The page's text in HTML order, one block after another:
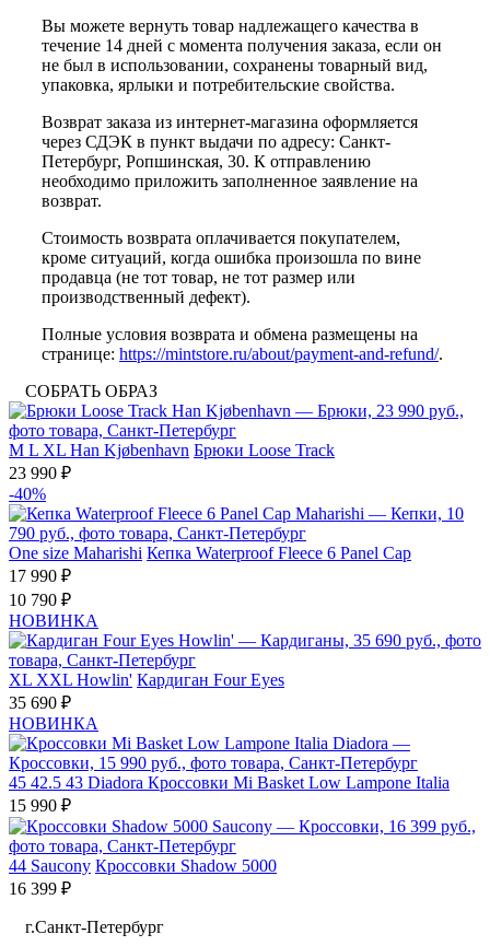
Вы можете вернуть товар надлежащего качества в
течение 14 дней с момента получения заказа, если он
не был в использовании, сохранены товарный вид,
упаковка, ярлыки и потребительские свойства.
Возврат заказа из интернет-магазина оформляется
через СДЭК в пункт выдачи по адресу: Санкт-
Петербург, Ропшинская, 30. К отправлению
необходимо приложить заполненное заявление на
возврат.
Стоимость возврата оплачивается покупателем,
кроме ситуаций, когда ошибка произошла по вине
продавца (не тот товар, не тот размер или
производственный дефект).
Полные условия возврата и обмена размещены на
странице: https://mintstore.ru/about/payment-and-refund/.
СОБРАТЬ ОБРАЗ
M L XL Han Kjøbenhavn Брюки Loose Track
23 990 ₽
-40%
One size Maharishi Кепка Waterproof Fleece 6 Panel Cap
17 990 ₽
10 790 ₽
НОВИНКА
XL XXL Howlin' Кардиган Four Eyes
35 690 ₽
НОВИНКА
45 42.5 43 Diadora Кроссовки Mi Basket Low Lampone Italia
15 990 ₽
44 Saucony Кроссовки Shadow 5000
16 399 ₽
г.Санкт-Петербург